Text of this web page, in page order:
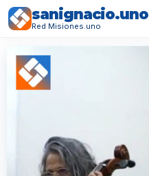
sanignacio.uno
Red Misiones.uno